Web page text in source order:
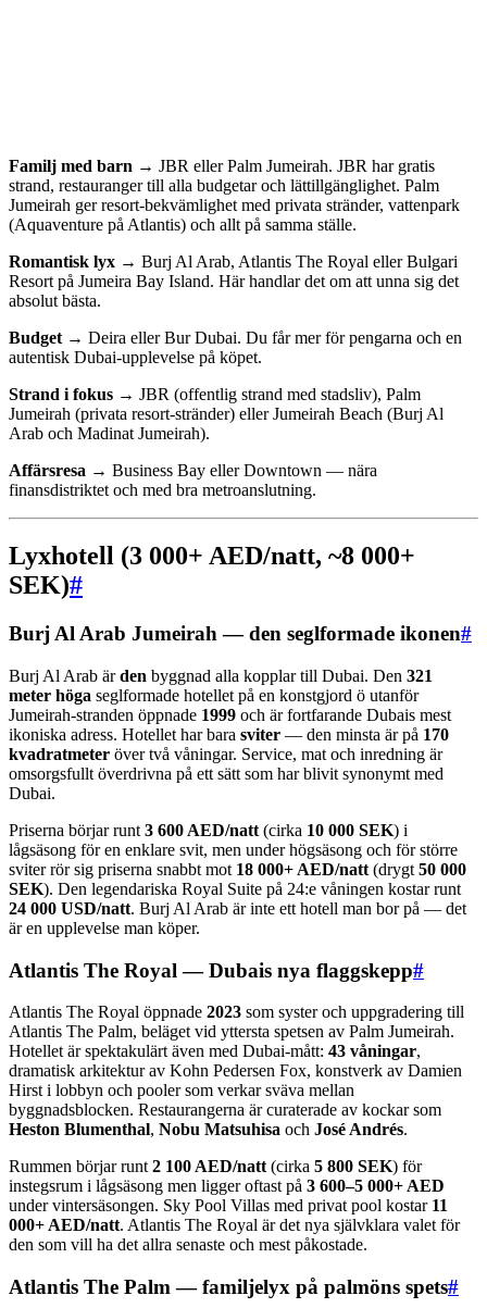
Familj med barn → JBR eller Palm Jumeirah. JBR har gratis
strand, restauranger till alla budgetar och lättillgänglighet. Palm
Jumeirah ger resort-bekvämlighet med privata stränder, vattenpark
(Aquaventure på Atlantis) och allt på samma ställe.
Romantisk lyx → Burj Al Arab, Atlantis The Royal eller Bulgari
Resort på Jumeira Bay Island. Här handlar det om att unna sig det
absolut bästa.
Budget → Deira eller Bur Dubai. Du får mer för pengarna och en
autentisk Dubai-upplevelse på köpet.
Strand i fokus → JBR (offentlig strand med stadsliv), Palm
Jumeirah (privata resort-stränder) eller Jumeirah Beach (Burj Al
Arab och Madinat Jumeirah).
Affärsresa → Business Bay eller Downtown — nära
finansdistriktet och med bra metroanslutning.
Lyxhotell (3 000+ AED/natt, ~8 000+
SEK)#
Burj Al Arab Jumeirah — den seglformade ikonen#
Burj Al Arab ärden byggnad alla kopplar till Dubai. Den 321
meter höga seglformade hotellet på en konstgjord ö utanför
Jumeirah-stranden öppnade 1999 och är fortfarande Dubais mest
ikoniska adress. Hotellet har bara sviter — den minsta är på 170
kvadratmeter över två våningar. Service, mat och inredning är
omsorgsfullt överdrivna på ett sätt som har blivit synonymt med
Dubai.
Priserna börjar runt 3 600 AED/natt (cirka 10 000 SEK) i
lågsäsong för en enklare svit, men under högsäsong och för större
sviter rör sig priserna snabbt mot 18 000+ AED/natt (drygt 50 000
SEK). Den legendariska Royal Suite på 24:e våningen kostar runt
24 000 USD/natt. Burj Al Arab är inte ett hotell man bor på — det
är en upplevelse man köper.
Atlantis The Royal — Dubais nya flaggskepp#
Atlantis The Royal öppnade 2023 som syster och uppgradering till
Atlantis The Palm, beläget vid yttersta spetsen av Palm Jumeirah.
Hotellet är spektakulärt även med Dubai-mått: 43 våningar,
dramatisk arkitektur av Kohn Pedersen Fox, konstverk av Damien
Hirst i lobbyn och pooler som verkar sväva mellan
byggnadsblocken. Restaurangerna är curaterade av kockar som
Heston Blumenthal, Nobu Matsuhisa och José Andrés.
Rummen börjar runt 2 100 AED/natt (cirka 5 800 SEK) för
instegsrum i lågsäsong men ligger oftast på 3 600–5 000+ AED
under vintersäsongen. Sky Pool Villas med privat pool kostar 11
000+ AED/natt. Atlantis The Royal är det nya självklara valet för
den som vill ha det allra senaste och mest påkostade.
Atlantis The Palm — familjelyx på palmöns spets#